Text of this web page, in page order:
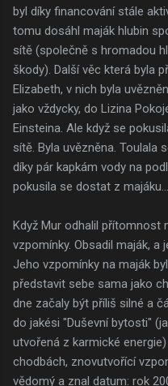
byl díky financování stále
tomu dosáhl maják hlubin
sítě (společně s hromadou
škody). Další věc která byla
Elizabeth, v nich byla
jako vždycky, do Lizina
Einsteina. Ale když se
sítě. Byla uvězněna. Toulala
díky pár kapkám vody na
pokusila se dostat z
Když Mur odhalil přítomnost
vzpomínky. Obsadil maják,
Jeho vzpomínky na maják
představit sebe sama jako
dne začaly být příliš silné a
do jakési "Duševní bytosti"
utvořená z karmické
chodbách, znovutvořící
vědomý a znal datum: rok